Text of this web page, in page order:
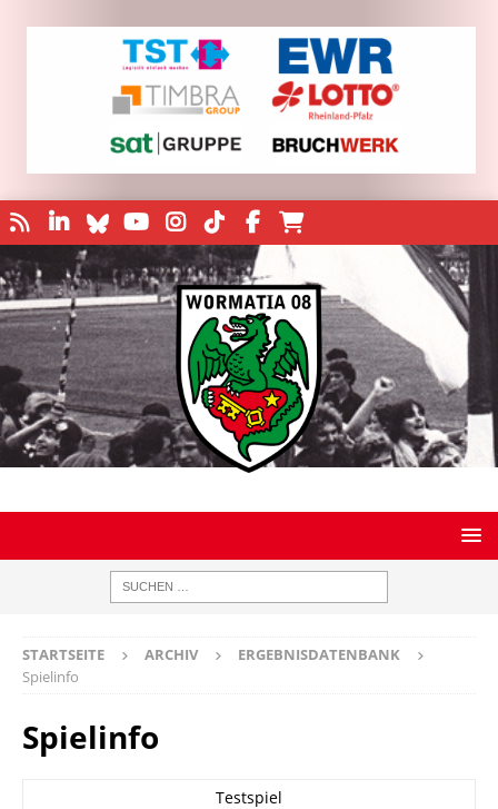
STARTSEITE ARCHIV
ERGEBNISDATENBANK
Spielinfo
Spielinfo
Testspiel